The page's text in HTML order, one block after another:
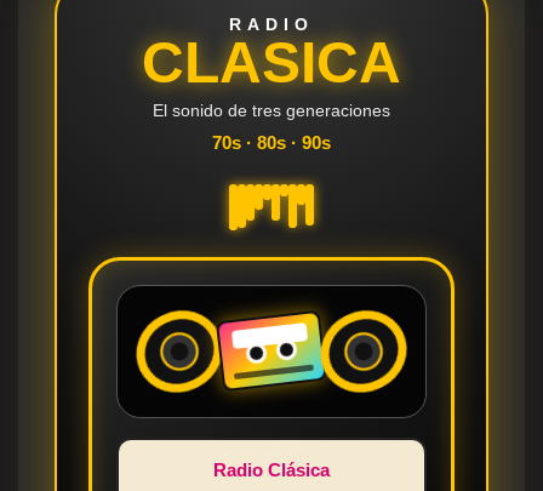
RADIO
CLASICA
El sonido de tres generaciones
70s · 80s · 90s
Radio Clásica